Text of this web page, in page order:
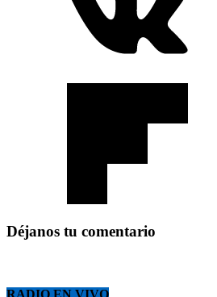
Déjanos tu comentario
RADIO EN VIVO